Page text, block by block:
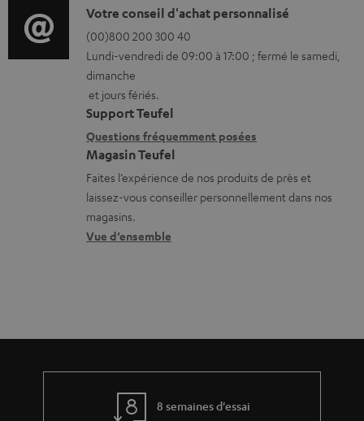
s
t
é
l
é
c
h
a
r
g
l
o
r
m
a
t
i
o
n
s
r
v
D
é
t
a
i
l
s
c
o
n
Votre conseil d'achat personnalisé
(00)800 200 300 40
Lundi-vendredi de 09:00 à 17:00 ; fermé le samedi,
dimanche
et jours fériés.
Support Teufel
Questions fréquemment posées
Magasin Teufel
Faites l’expérience de nos produits de près et
laissez-vous conseiller personnellement dans nos
magasins.
Vue d’ensemble
8 semaines d'essai